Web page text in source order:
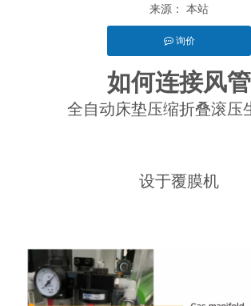
来源： 本站
询价
如何连接风管
全自动床垫压缩折叠滚压
设于覆膜机